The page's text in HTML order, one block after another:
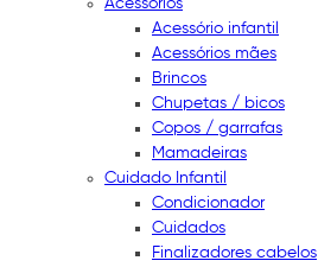
Acessórios
Acessório infantil
Acessórios mães
Brincos
Chupetas / bicos
Copos / garrafas
Mamadeiras
Cuidado Infantil
Condicionador
Cuidados
Finalizadores cabelos